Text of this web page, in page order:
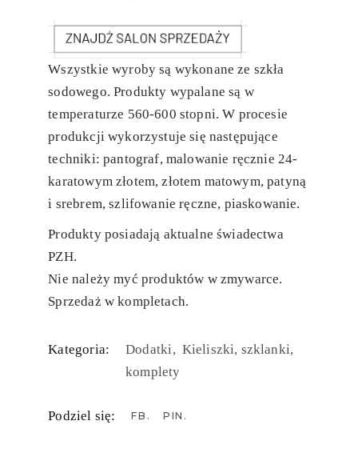
Wszystkie wyroby są wykonane ze szkła
sodowego. Produkty wypalane są w
temperaturze 560-600 stopni. W procesie
produkcji wykorzystuje się następujące
techniki: pantograf, malowanie ręcznie 24-
karatowym złotem, złotem matowym, patyną
i srebrem, szlifowanie ręczne, piaskowanie.
Produkty posiadają aktualne świadectwa
PZH.
Nie należy myć produktów w zmywarce.
Sprzedaż w kompletach.
Kategoria: Dodatki Kieliszki, szklanki,
komplety
Podziel się: FB PIN